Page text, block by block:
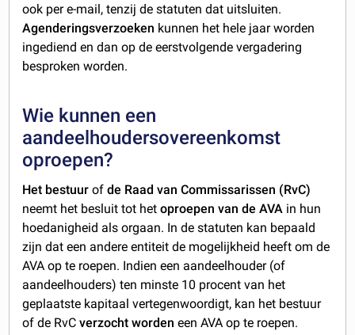
ook per e-mail, tenzij de statuten dat uitsluiten.
Agenderingsverzoeken kunnen het hele jaar worden
ingediend en dan op de eerstvolgende vergadering
besproken worden.
Wie kunnen een
aandeelhoudersovereenkomst
oproepen?
Het bestuurofde Raad van Commissarissen (RvC)
neemt het besluit tot het oproepen van de AVA in hun
hoedanigheid als orgaan. In de statuten kan bepaald
zijn dat een andere entiteit de mogelijkheid heeft om de
AVA op te roepen. Indien een aandeelhouder (of
aandeelhouders) ten minste 10 procent van het
geplaatste kapitaal vertegenwoordigt, kan het bestuur
of de RvCverzocht wordeneen AVA op te roepen.